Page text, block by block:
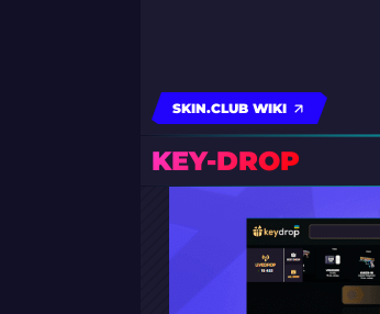
SKIN.CLUB WIKI
KEY-DROP